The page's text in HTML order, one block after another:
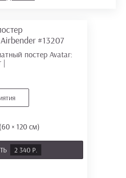
#13207
× 120 см)
2 340 Р.